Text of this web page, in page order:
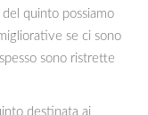
quinto possiamo
se ci sono
sono ristrette
destinata ai